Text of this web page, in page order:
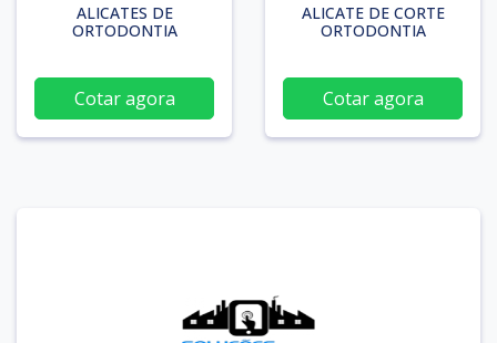
ALICATES DE
ORTODONTIA
Cotar agora
ALICATE DE CORTE
ORTODONTIA
Cotar agora